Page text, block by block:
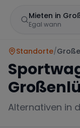
Mieten in
Egal wann
Standorte/
Alternativen in